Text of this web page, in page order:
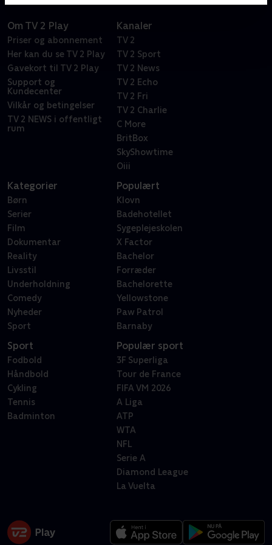
Om TV 2 Play
Priser og abonnement
Her kan du se TV 2 Play
Gavekort til TV 2 Play
Support og
Kundecenter
Vilkår og betingelser
TV 2 NEWS i offentligt
rum
Kanaler
TV 2
TV 2 Sport
TV 2 News
TV 2 Echo
TV 2 Fri
TV 2 Charlie
C More
BritBox
SkyShowtime
Oiii
Kategorier
Børn
Serier
Film
Dokumentar
Reality
Livsstil
Underholdning
Comedy
Nyheder
Sport
Populært
Klovn
Badehotellet
Sygeplejeskolen
X Factor
Bachelor
Forræder
Bachelorette
Yellowstone
Paw Patrol
Barnaby
Sport
Fodbold
Håndbold
Cykling
Tennis
Badminton
Populær sport
3F Superliga
Tour de France
FIFA VM 2026
A Liga
ATP
WTA
NFL
Serie A
Diamond League
La Vuelta